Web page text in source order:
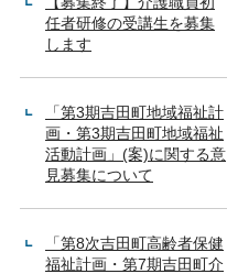
任者研修の受講生を募集
します
「第3期吉田町地域福祉計
画・第3期吉田町地域福祉
活動計画」(案)に関する意
見募集について
「第8次吉田町高齢者保健
福祉計画・第7期吉田町介